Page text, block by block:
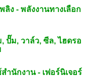
ลิง - พลังงานทางเลือก
ปั๊ม, วาล์ว, ซีล, ไฮดรอ
ำนักงาน - เฟอร์นิเจอร์